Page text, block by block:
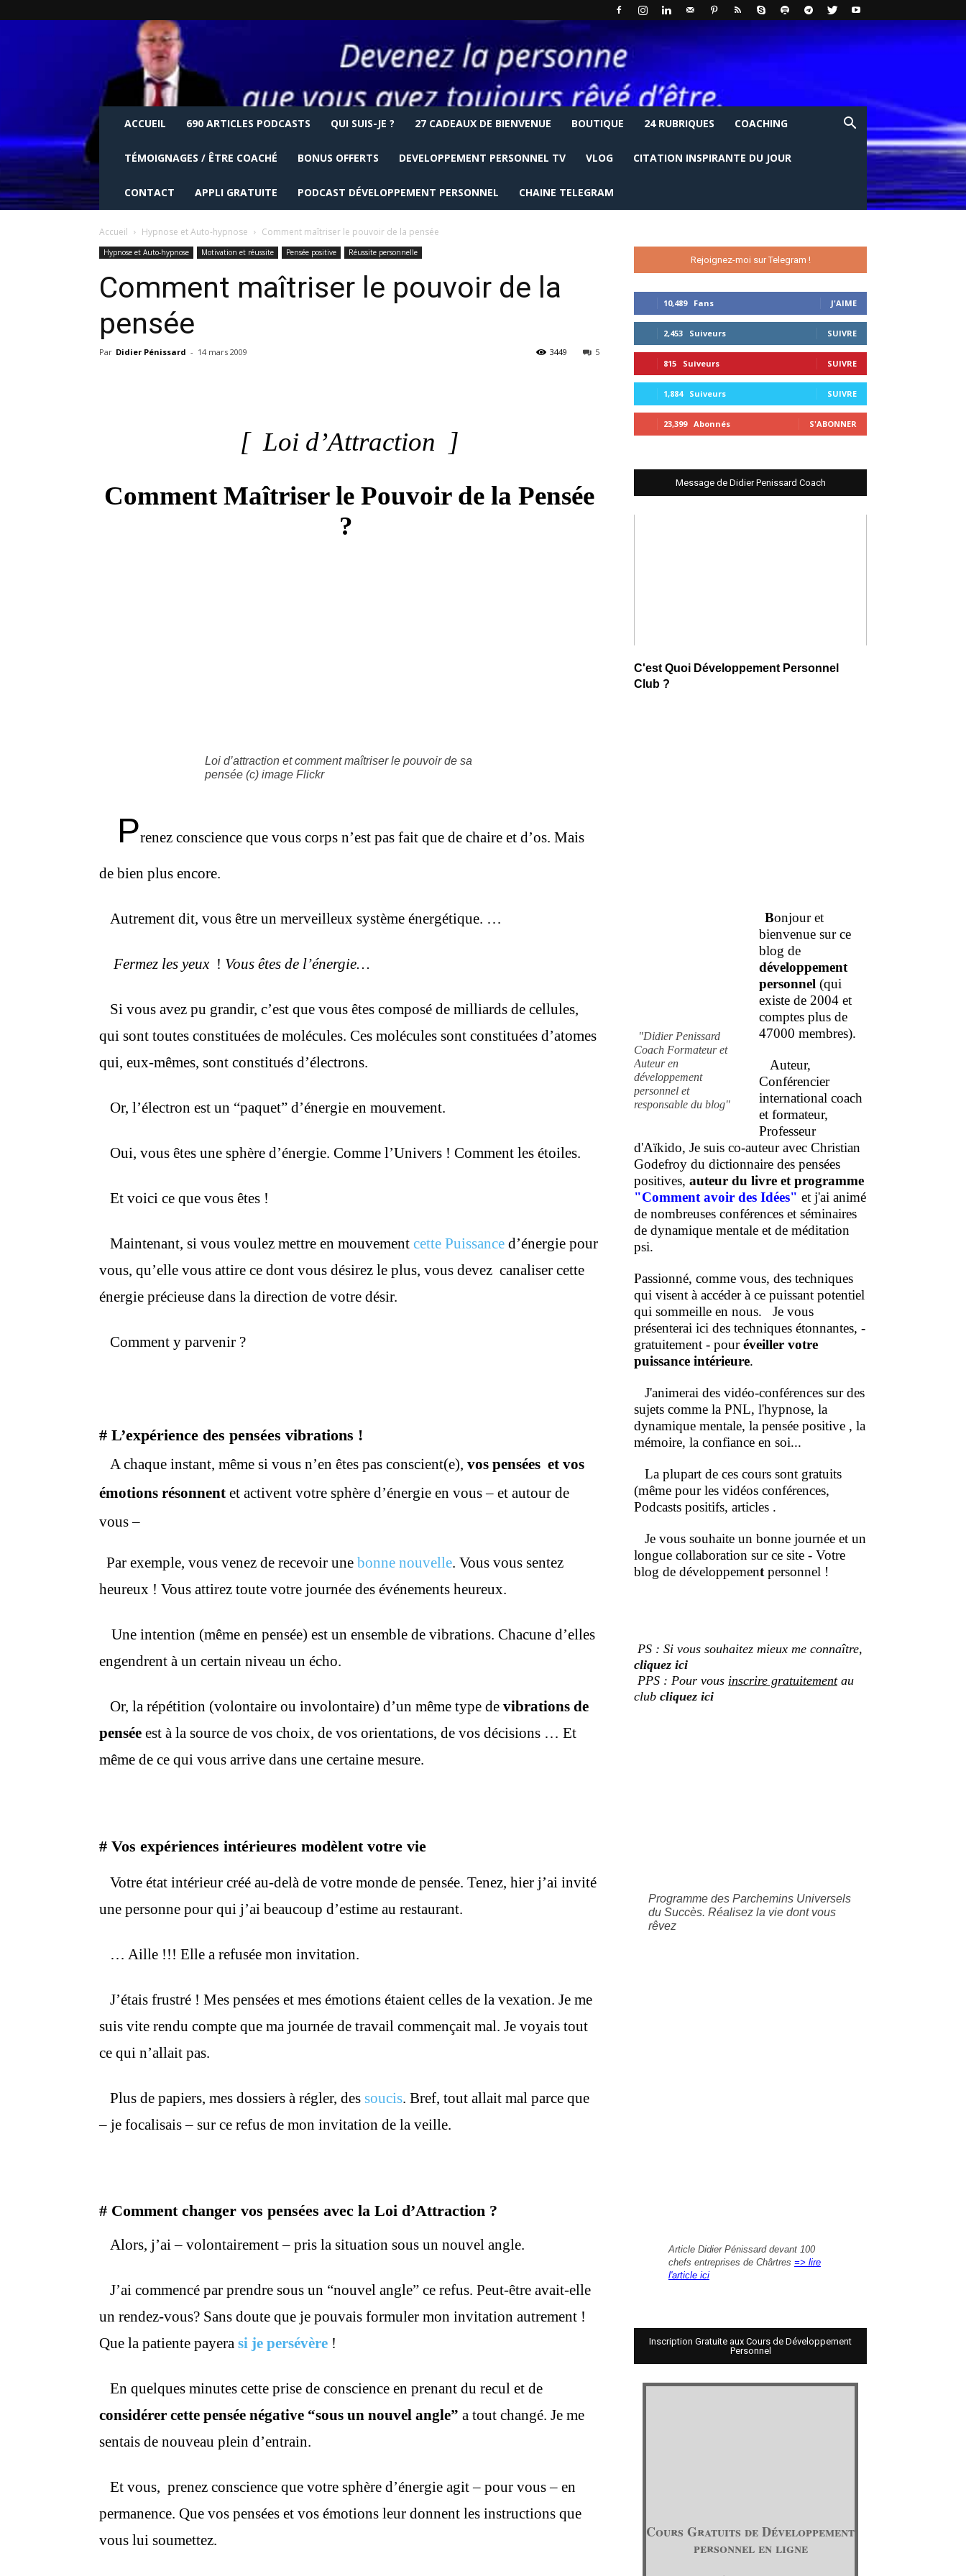
ACCUEIL 690 ARTICLES PODCASTS QUI SUIS-JE ? 27 CADEAUX DE BIENVENUE BOUTIQUE 24 RUBRIQUES COACHING
TÉMOIGNAGES / ÊTRE COACHÉ BONUS OFFERTS DEVELOPPEMENT PERSONNEL TV VLOG CITATION INSPIRANTE DU JOUR
CONTACT APPLI GRATUITE PODCAST DÉVELOPPEMENT PERSONNEL CHAINE TELEGRAM
Accueil Hypnose et Auto-hypnose Comment maîtriser le pouvoir de la pensée
Hypnose et Auto-hypnose Motivation et réussite Pensée positive Réussite personnelle
Comment maîtriser le pouvoir de la
pensée
Par Didier Pénissard - 14 mars 2009 5
3449
[ Loi d’Attraction ]
Comment Maîtriser le Pouvoir de la Pensée
?
Loi d’attraction et comment maîtriser le pouvoir de sa
pensée (c) image Flickr
Prenez conscience que vous corps n’est pas fait que de chaire et d’os. Mais
de bien plus encore.
Autrement dit, vous être un merveilleux système énergétique. …
Fermez les yeux ! Vous êtes de l’énergie…
Si vous avez pu grandir, c’est que vous êtes composé de milliards de cellules,
qui sont toutes constituées de molécules. Ces molécules sont constituées d’atomes
qui, eux-mêmes, sont constitués d’électrons.
Or, l’électron est un “paquet” d’énergie en mouvement.
Oui, vous êtes une sphère d’énergie. Comme l’Univers ! Comment les étoiles.
Et voici ce que vous êtes !
Maintenant, si vous voulez mettre en mouvement cette Puissance d’énergie pour
vous, qu’elle vous attire ce dont vous désirez le plus, vous devez canaliser cette
énergie précieuse dans la direction de votre désir.
Comment y parvenir ?
# L’expérience des pensées vibrations !
A chaque instant, même si vous n’en êtes pas conscient(e), vos pensées et vos
émotions résonnent et activent votre sphère d’énergie en vous – et autour de
vous –
Par exemple, vous venez de recevoir une bonne nouvelle. Vous vous sentez
heureux ! Vous attirez toute votre journée des événements heureux.
Une intention (même en pensée) est un ensemble de vibrations. Chacune d’elles
engendrent à un certain niveau un écho.
Or, la répétition (volontaire ou involontaire) d’un même type de vibrations de
pensée est à la source de vos choix, de vos orientations, de vos décisions … Et
même de ce qui vous arrive dans une certaine mesure.
# Vos expériences intérieures modèlent votre vie
Votre état intérieur créé au-delà de votre monde de pensée. Tenez, hier j’ai invité
une personne pour qui j’ai beaucoup d’estime au restaurant.
… Aille !!! Elle a refusée mon invitation.
J’étais frustré ! Mes pensées et mes émotions étaient celles de la vexation. Je me
suis vite rendu compte que ma journée de travail commençait mal. Je voyais tout
ce qui n’allait pas.
Plus de papiers, mes dossiers à régler, des soucis. Bref, tout allait mal parce que
– je focalisais – sur ce refus de mon invitation de la veille.
# Comment changer vos pensées avec la Loi d’Attraction ?
Alors, j’ai – volontairement – pris la situation sous un nouvel angle.
J’ai commencé par prendre sous un “nouvel angle” ce refus. Peut-être avait-elle
un rendez-vous? Sans doute que je pouvais formuler mon invitation autrement !
Que la patiente payera si je persévère !
En quelques minutes cette prise de conscience en prenant du recul et de
considérer cette pensée négative “sous un nouvel angle” a tout changé. Je me
sentais de nouveau plein d’entrain.
Et vous, prenez conscience que votre sphère d’énergie agit – pour vous – en
permanence. Que vos pensées et vos émotions leur donnent les instructions que
vous lui soumettez.
Rejoignez-moi sur Telegram !
10,489 Fans J'AIME
2,453 Suiveurs SUIVRE
815 Suiveurs SUIVRE
1,884 Suiveurs SUIVRE
23,399 Abonnés S'ABONNER
Message de Didier Penissard Coach
C'est Quoi Développement Personnel
Club ?
"Didier Penissard
Coach Formateur et
Auteur en
développement
personnel et
responsable du blog"
Bonjour et
bienvenue sur ce
blog de
développement
personnel (qui
existe de 2004 et
comptes plus de
47000 membres).
Auteur,
Conférencier
international coach
et formateur,
Professeur
d'Aïkido, Je suis co-auteur avec Christian
Godefroy du dictionnaire des pensées
positives, auteur du livre et programme
"Comment avoir des Idées" et j'ai animé
de nombreuses conférences et séminaires
de dynamique mentale et de méditation
psi.
Passionné, comme vous, des techniques
qui visent à accéder à ce puissant potentiel
qui sommeille en nous. Je vous
présenterai ici des techniques étonnantes, -
gratuitement - pouréveiller votre
puissance intérieure.
J'animerai des vidéo-conférences sur des
sujets comme la PNL, l'hypnose, la
dynamique mentale, la pensée positive , la
mémoire, la confiance en soi...
La plupart de ces cours sont gratuits
(même pour les vidéos conférences,
Podcasts positifs, articles .
Je vous souhaite un bonne journée et un
longue collaboration sur ce site - Votre
blog de développement personnel !
PS : Si vous souhaitez mieux me connaître,
cliquez ici
PPS : Pour vous inscrire gratuitementau
club cliquez ici
Programme des Parchemins Universels
du Succès. Réalisez la vie dont vous
rêvez
Article Didier Pénissard devant 100
chefs entreprises de Chârtres => lire
l'article ici
Inscription Gratuite aux Cours de Développement
Personnel
Cours Gratuits de Développement
personnel en ligne